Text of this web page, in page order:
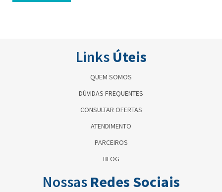
Links Úteis
QUEM SOMOS
DÚVIDAS FREQUENTES
CONSULTAR OFERTAS
ATENDIMENTO
PARCEIROS
BLOG
Nossas Redes Sociais